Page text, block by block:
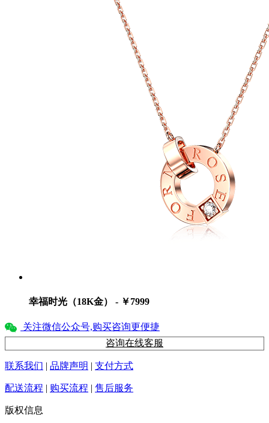
幸福时光（18K金） - ￥7999
关注微信公众号,购买咨询更便捷
咨询在线客服
联系我们 | 品牌声明 | 支付方式
配送流程 | 购买流程 | 售后服务
版权信息